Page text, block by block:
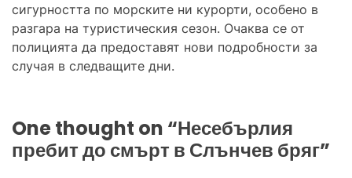
сигурността по морските ни курорти, особено в
разгара на туристическия сезон. Очаква се от
полицията да предоставят нови подробности за
случая в следващите дни.
One thought on “Несебърлия
пребит до смърт в Слънчев бряг”